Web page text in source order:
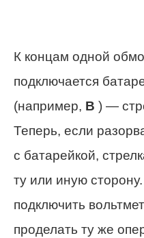
К концам одной
подключается
(например, B ) —
Теперь, если
с батарейкой,
ту или иную
подключить
проделать ту же